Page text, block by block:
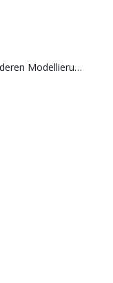
Verwenden von SketchUp-Daten mit anderen Modellierungsprogrammen oder Tools